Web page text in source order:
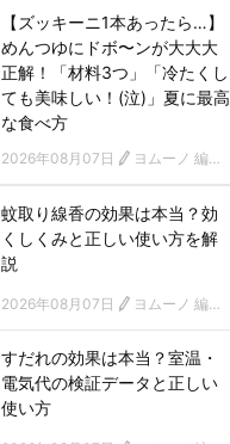
【ズッキーニ1本あったら…】
めんつゆにドボ〜ンが大大大
正解！「材料3つ」「冷たくし
ても美味しい！(泣)」夏に最高
な食べ方
2026年08月07日 ヨムーノ 編集部
蚊取り線香の効果は本当？効
くしくみと正しい使い方を解
説
2026年08月07日 ヨムーノ 編集部
すだれの効果は本当？室温・
電気代の検証データと正しい
使い方